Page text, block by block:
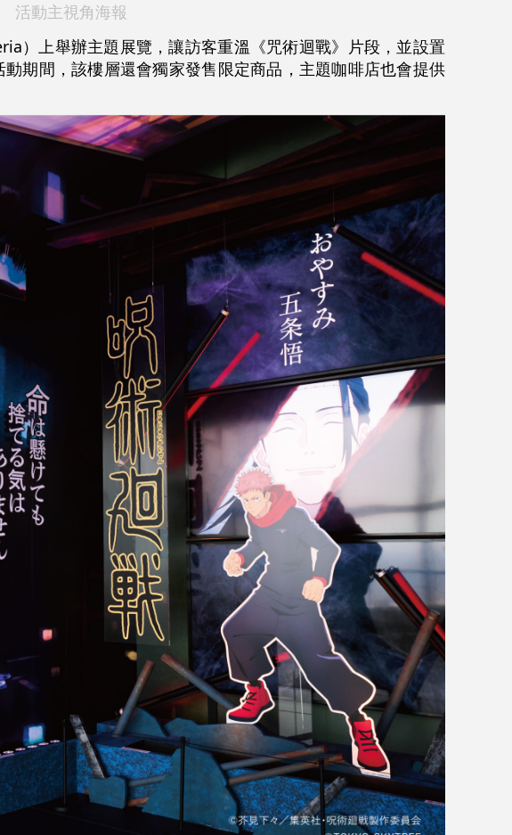
活動主視角海報
）上舉辦主題展覽，讓訪客重溫《咒術迴戰》片段，並設置
期間，該樓層還會獨家發售限定商品，主題咖啡店也會提供